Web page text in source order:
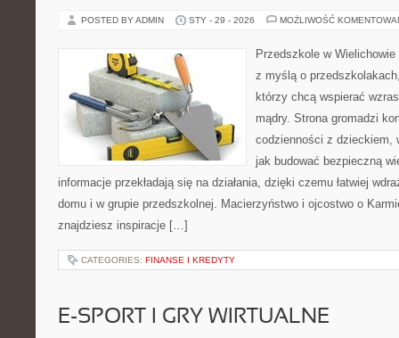
POSTED BY ADMIN STY - 29 - 2026 MOŻLIWOŚĆ
Przedszkole w
z myślą o
którzy chcą wspierać
mądry. Strona gromadzi
codzienności z dzieckiem,
jak budować bezpieczną
informacje przekładają się na działania, dzięki czemu łatwiej
domu i w grupie przedszkolnej. Macierzyństwo i ojcostwo o
znajdziesz inspiracje […]
CATEGORIES: FINANSE I KREDYTY
E-SPORT I GRY WIRTUALNE